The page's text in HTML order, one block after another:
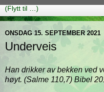
ONSDAG 15. SEPTEMBER 2021
Underveis
Han drikker av bekken ved
høyt. (Salme 110,7) Bibel